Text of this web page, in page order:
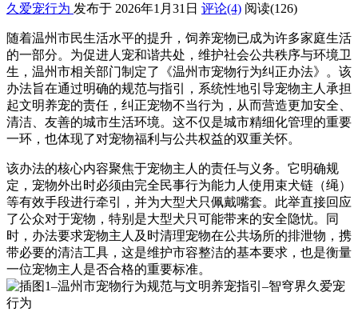
久爱宠行为 发布于 2026年1月31日 评论(4) 阅读(126)
随着温州市民生活水平的提升，饲养宠物已成为许多家庭生活
的一部分。为促进人宠和谐共处，维护社会公共秩序与环境卫
生，温州市相关部门制定了《温州市宠物行为纠正办法》。该
办法旨在通过明确的规范与指引，系统性地引导宠物主人承担
起文明养宠的责任，纠正宠物不当行为，从而营造更加安全、
清洁、友善的城市生活环境。这不仅是城市精细化管理的重要
一环，也体现了对宠物福利与公共权益的双重关怀。
该办法的核心内容聚焦于宠物主人的责任与义务。它明确规
定，宠物外出时必须由完全民事行为能力人使用束犬链（绳）
等有效手段进行牵引，并为大型犬只佩戴嘴套。此举直接回应
了公众对于宠物，特别是大型犬只可能带来的安全隐忧。同
时，办法要求宠物主人及时清理宠物在公共场所的排泄物，携
带必要的清洁工具，这是维护市容整洁的基本要求，也是衡量
一位宠物主人是否合格的重要标准。